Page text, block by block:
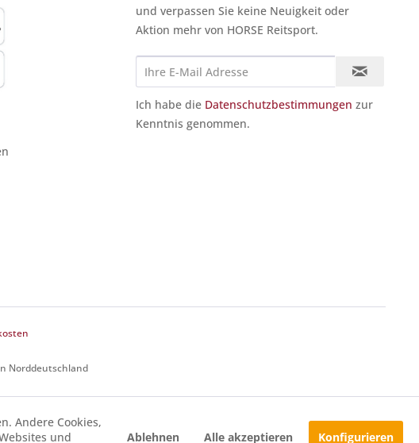
und verpassen Sie keine Neuigkeit oder
Aktion mehr von HORSE Reitsport.
Ich habe die Datenschutzbestimmungen zur
Kenntnis genommen.
Norddeutschland
Andere Cookies,
und
Ablehnen Alle akzeptieren Konfigurieren